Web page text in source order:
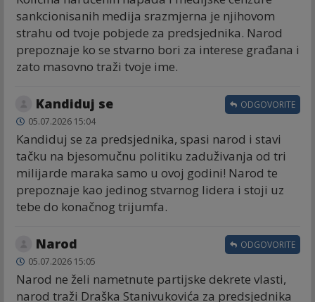
sankcionisanih medija srazmjerna je njihovom
strahu od tvoje pobjede za predsjednika. Narod
prepoznaje ko se stvarno bori za interese građana i
zato masovno traži tvoje ime.
Kandiduj se
05.07.2026 15:04
Kandiduj se za predsjednika, spasi narod i stavi
tačku na bjesomučnu politiku zaduživanja od tri
milijarde maraka samo u ovoj godini! Narod te
prepoznaje kao jedinog stvarnog lidera i stoji uz
tebe do konačnog trijumfa.
ODGOVORITE
Narod
05.07.2026 15:05
Narod ne želi nametnute partijske dekrete vlasti,
narod traži Draška Stanivukovića za predsjednika
ODGOVORITE